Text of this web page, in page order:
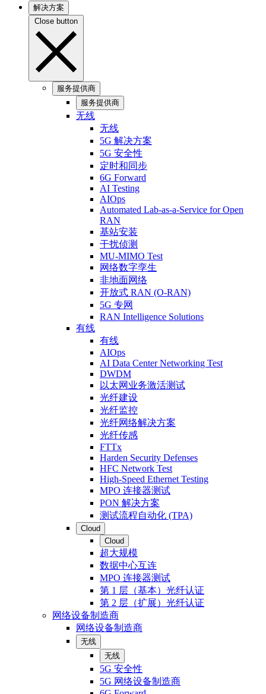
解决方案
Close button
服务提供商
服务提供商
无线
无线
5G 解决方案
5G 安全性
定时和同步
6G Forward
AI Testing
AIOps
Automated Lab-as-a-Service for Open
RAN
基站安装
干扰侦测
MU-MIMO Test
网络数字孪生
非地面网络
开放式 RAN (O-RAN)
5G 专网
RAN Intelligence Solutions
有线
有线
AIOps
AI Data Center Networking Test
DWDM
以太网业务激活测试
光纤建设
光纤监控
光纤网络解决方案
光纤传感
FTTx
Harden Security Defenses
HFC Network Test
High-Speed Ethernet Testing
MPO 连接器测试
PON 解决方案
测试流程自动化 (TPA)
Cloud
Cloud
超大规模
数据中心互连
MPO 连接器测试
第 1 层（基本）光纤认证
第 2 层（扩展）光纤认证
网络设备制造商
网络设备制造商
无线
无线
5G 安全性
5G 网络设备制造商